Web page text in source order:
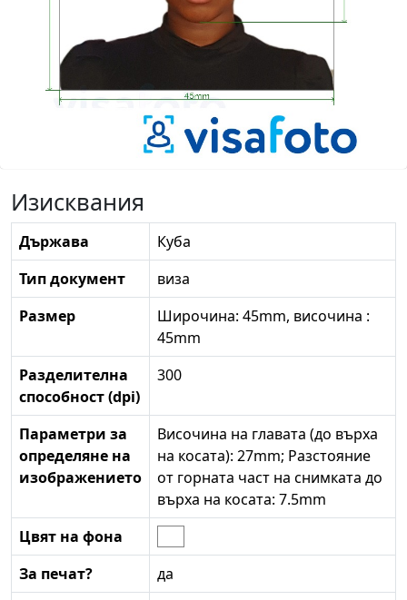
Изисквания
Държава
Куба
Тип документ
виза
Размер
Широчина: 45mm, височина :
45mm
Разделителна
способност (dpi)
300
Параметри за
определяне на
изображението
Височина на главата (до върха
на косата): 27mm; Разстояние
от горната част на снимката до
върха на косата: 7.5mm
Цвят на фона
За печат?
да